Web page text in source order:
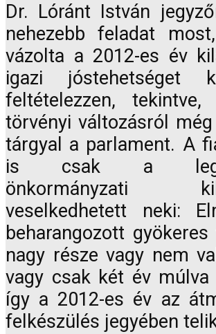
Dr. Lóránt István
nehezebb feladat
vázolta a 2012-es év
igazi jóstehetséget
feltételezzen,
törvényi változásról
tárgyal a parlament. A
is csak a
önkormányzati
veselkedhetett neki:
beharangozott
nagy része vagy nem
vagy csak két év múlva
így a 2012-es év az
felkészülés jegyében